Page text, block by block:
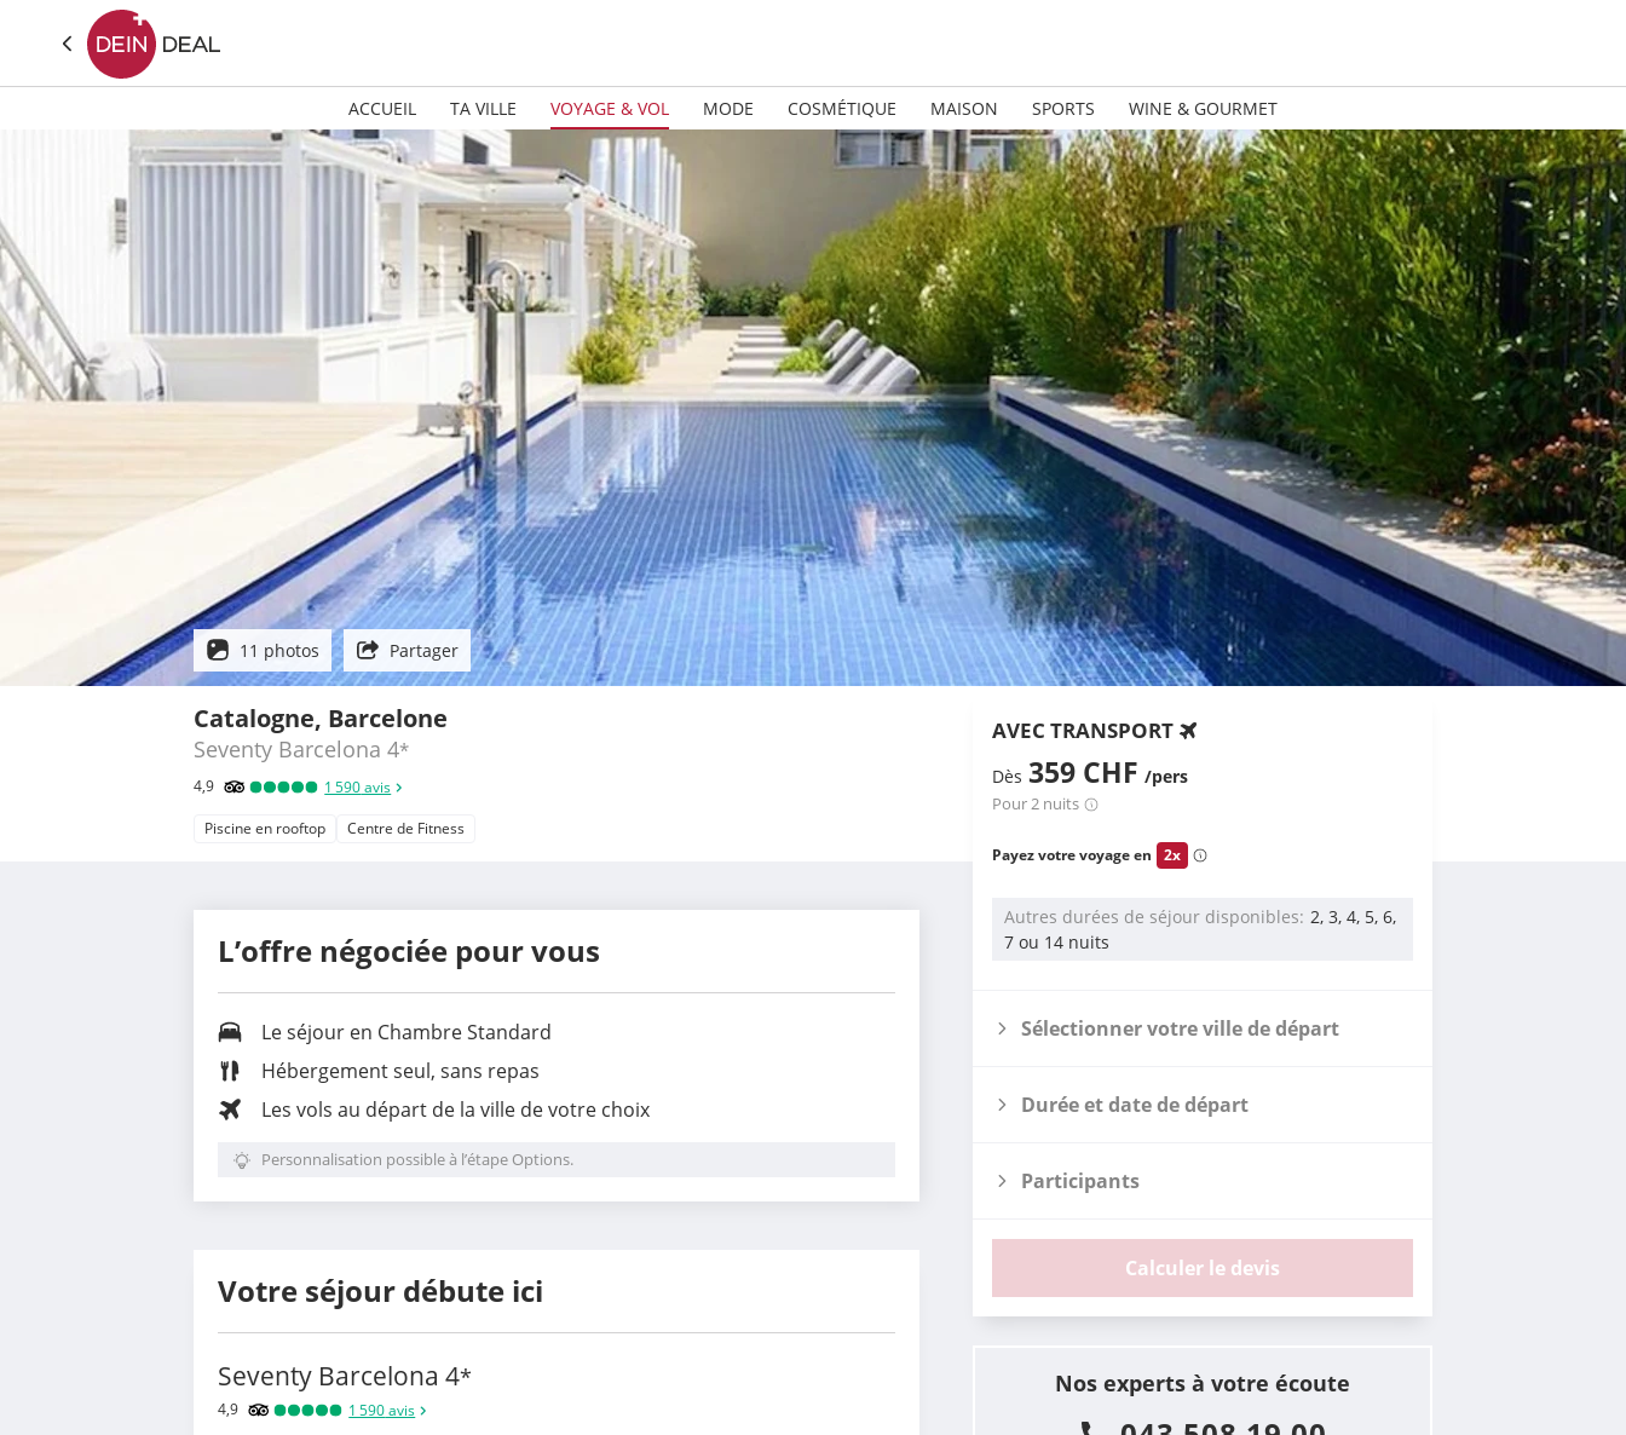
ACCUEIL TA VILLE VOYAGE & VOL MODE COSMÉTIQUE MAISON SPORTS WINE & GOURMET
11 photos Partager
Catalogne, Barcelone
Seventy Barcelona 4*
4,9 1 590avis
Piscine en rooftop Centre de Fitness
AVEC TRANSPORT
Dès 359 CHF /pers
Pour 2 nuits
Payez votre voyage en 2x
Autres durées de séjour disponibles 2, 3, 4, 5, 6,
7 ou 14 nuits
Sélectionner votre ville de départ
Durée et date de départ
Participants
Calculer le devis
Nos experts à votre écoute
L’offre négociée pour vous
Le séjour en Chambre Standard
Hébergement seul, sans repas
Les vols au départ de la ville de votre choix
Personnalisation possible à l’étape Options.
Votre séjour débute ici
Seventy Barcelona 4*
4,9 1 590avis